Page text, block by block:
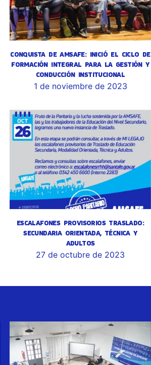
CONQUISTA DE AMSAFE: INICIÓ EL CICLO DE
FORMACIÓN INTEGRAL PARA LA GESTIÓN Y
CONDUCCIÓN INSTITUCIONAL
1 de noviembre de 2023
ESCALAFONES PROVISORIOS TRASLADO:
SECUNDARIA ORIENTADA, TÉCNICA Y
ADULTOS
27 de octubre de 2023